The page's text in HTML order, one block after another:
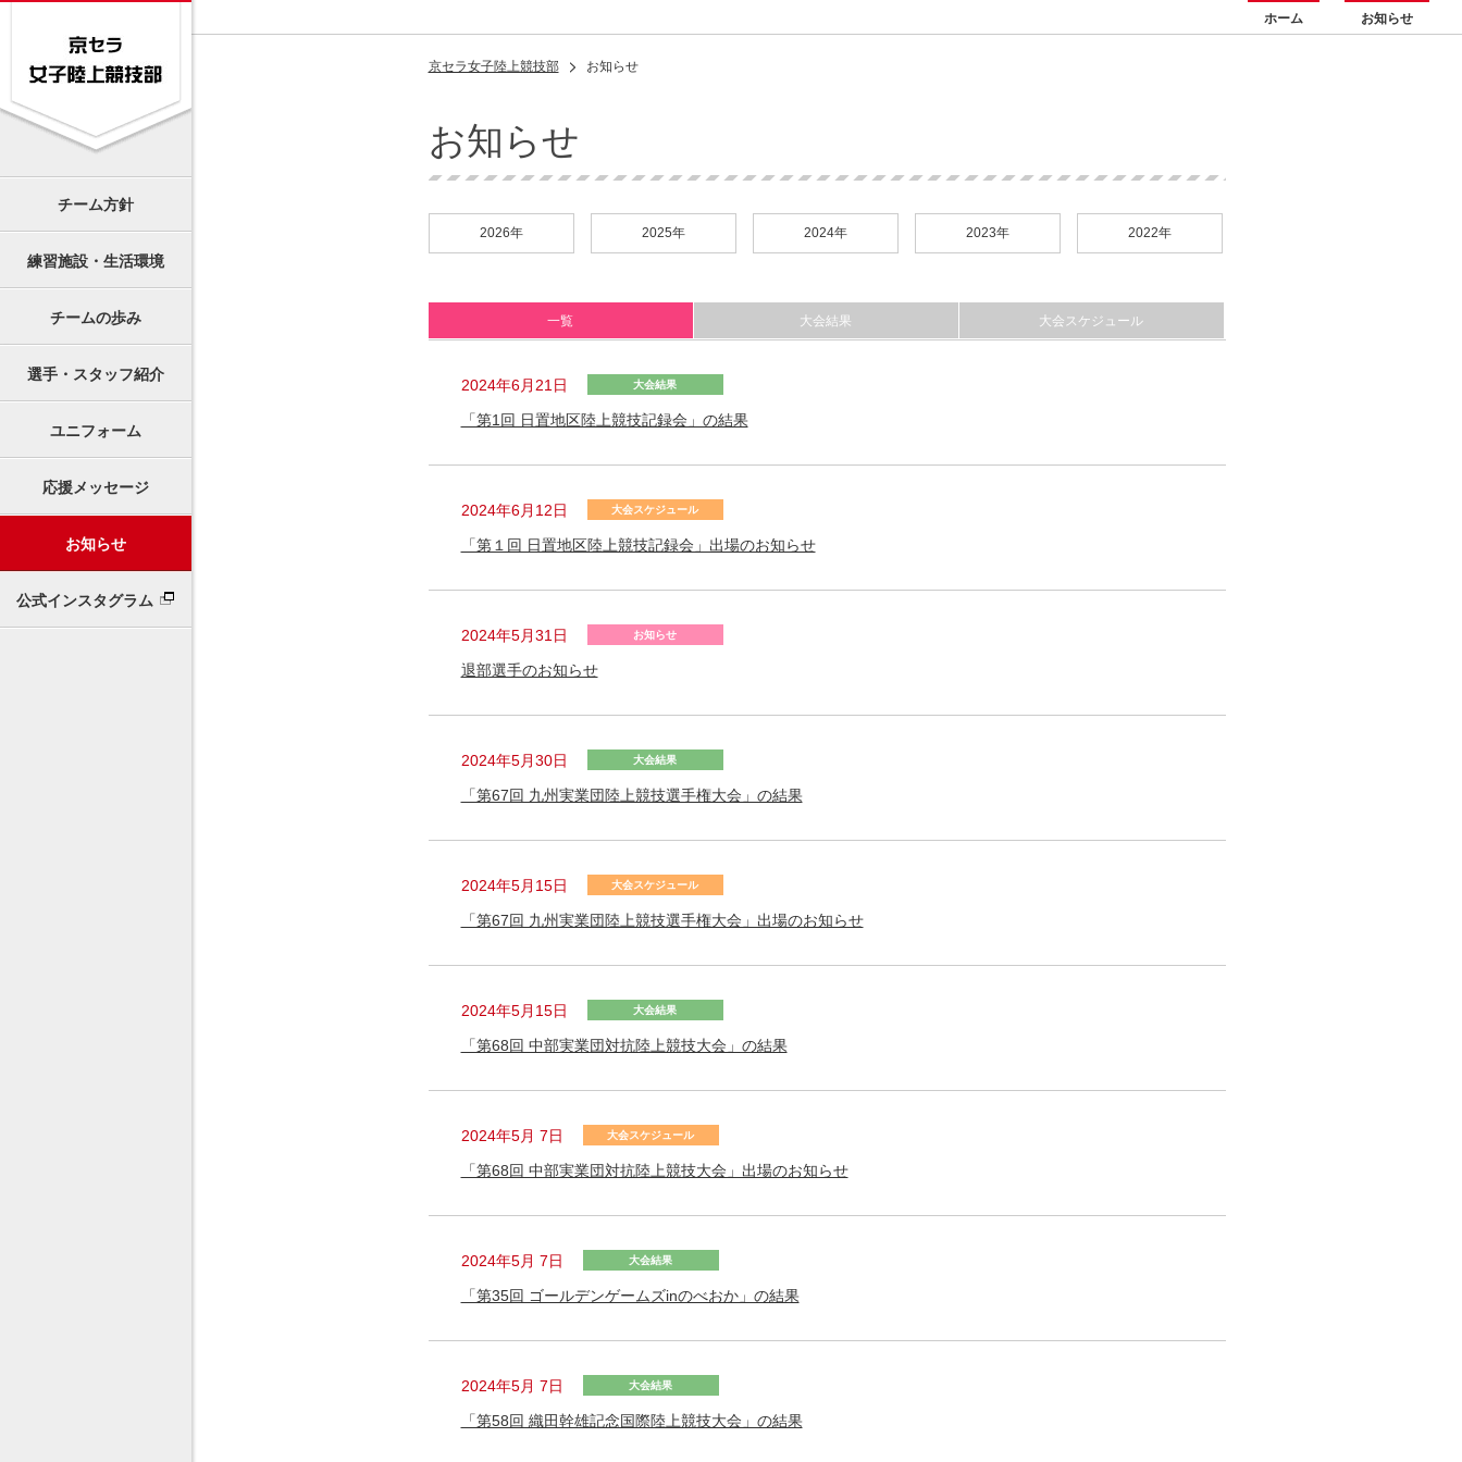
ホーム お知らせ
チーム方針
練習施設・生活環境
チームの歩み
選手・スタッフ紹介
ユニフォーム
応援メッセージ
お知らせ
公式インスタグラム
京セラ女子陸上競技部 お知らせ
お知らせ
2026年 2025年 2024年 2023年 2022年
一覧 大会結果 大会スケジュール
2024年6月21日 大会結果
「第1回 日置地区陸上競技記録会」の結果
2024年6月12日 大会スケジュール
「第１回 日置地区陸上競技記録会」出場のお知らせ
2024年5月31日 お知らせ
退部選手のお知らせ
2024年5月30日 大会結果
「第67回 九州実業団陸上競技選手権大会」の結果
2024年5月15日 大会スケジュール
「第67回 九州実業団陸上競技選手権大会」出場のお知らせ
2024年5月15日 大会結果
「第68回 中部実業団対抗陸上競技大会」の結果
2024年5月 7日 大会スケジュール
「第68回 中部実業団対抗陸上競技大会」出場のお知らせ
2024年5月 7日 大会結果
「第35回 ゴールデンゲームズinのべおか」の結果
2024年5月 7日 大会結果
「第58回 織田幹雄記念国際陸上競技大会」の結果